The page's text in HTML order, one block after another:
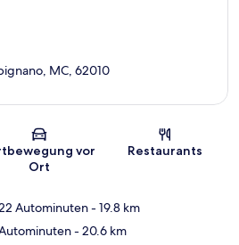
Karte
MC, 62010
vor
Ort
Restaurants
Autominuten- 19.8 km
- 20.6 km